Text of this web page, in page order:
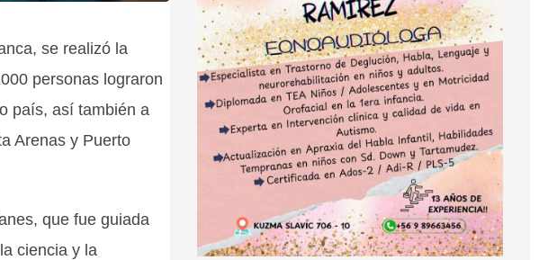
se realizó la
personas lograron
país, así también a
Arenas y Puerto
que fue guiada
ciencia y la